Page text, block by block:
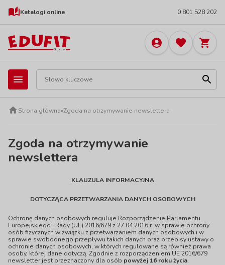
Katalogi online 0 801 528 202
Strona główna»Zgoda na otrzymywanie newslettera
Zgoda na otrzymywanie
newslettera
KLAUZULA INFORMACYJNA
DOTYCZĄCA PRZETWARZANIA DANYCH OSOBOWYCH
Ochronę danych osobowych reguluje Rozporządzenie Parlamentu
Europejskiego i Rady (UE) 2016/679 z 27.04.2016 r. w sprawie ochrony
osób fizycznych w związku z przetwarzaniem danych osobowych i w
sprawie swobodnego przepływu takich danych oraz przepisy ustawy o
ochronie danych osobowych, w których regulowane są również prawa
osoby, której dane dotyczą. Zgodnie z rozporządzeniem UE 2016/679
newsletter jest przeznaczony dla osób powyżej 16 roku życia.